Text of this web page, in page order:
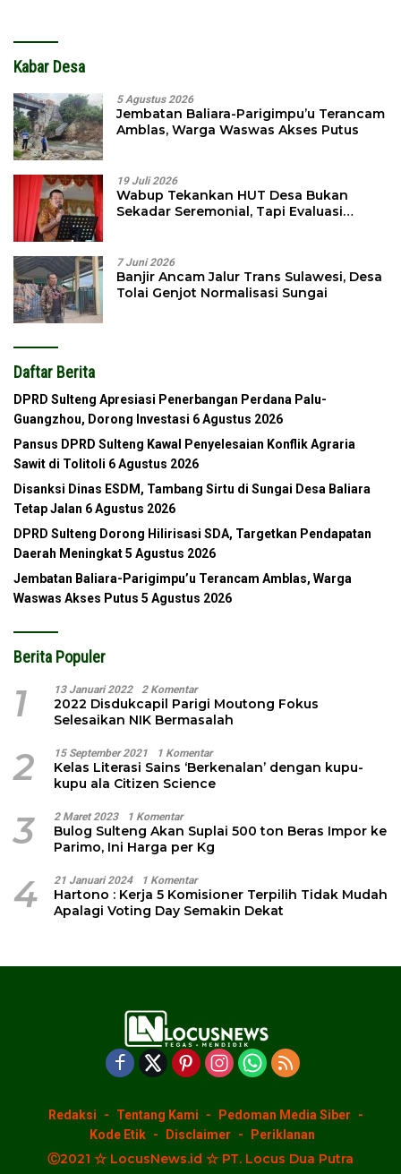
Kabar Desa
5 Agustus 2026
Jembatan Baliara-Parigimpu’u Terancam
Amblas, Warga Waswas Akses Putus
19 Juli 2026
Wabup Tekankan HUT Desa Bukan
Sekadar Seremonial, Tapi Evaluasi
7 Juni 2026
Banjir Ancam Jalur Trans Sulawesi, Desa
Tolai Genjot Normalisasi Sungai
Daftar Berita
DPRD Sulteng Apresiasi Penerbangan Perdana Palu-
Guangzhou, Dorong Investasi 6 Agustus 2026
Pansus DPRD Sulteng Kawal Penyelesaian Konflik Agraria
Sawit di Tolitoli 6 Agustus 2026
Disanksi Dinas ESDM, Tambang Sirtu di Sungai Desa Baliara
Tetap Jalan 6 Agustus 2026
DPRD Sulteng Dorong Hilirisasi SDA, Targetkan Pendapatan
Daerah Meningkat5 Agustus 2026
Jembatan Baliara-Parigimpu’u Terancam Amblas, Warga
Waswas Akses Putus 5 Agustus 2026
Berita Populer
1 13 Januari 2022 2 Komentar
2022 Disdukcapil Parigi Moutong Fokus
Selesaikan NIK Bermasalah
2 15 September 2021 1 Komentar
Kelas Literasi Sains ‘Berkenalan’ dengan kupu-
kupu ala Citizen Science
3 2 Maret 2023 1 Komentar
Bulog Sulteng Akan Suplai 500 ton Beras Impor ke
Parimo, Ini Harga per Kg
4 21 Januari 2024 1 Komentar
Hartono : Kerja 5 Komisioner Terpilih Tidak Mudah
Apalagi Voting Day Semakin Dekat
Redaksi Tentang Kami
Pedoman Media Siber
Kode Etik
Disclaimer Periklanan
Ⓒ2021 ☆ LocusNews.id ☆ PT. Locus Dua Putra